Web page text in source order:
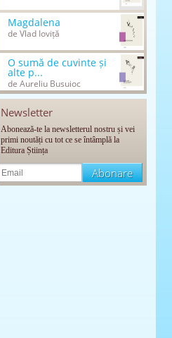
Magdalena
de Vlad Ioviță
O sumă de cuvinte și
alte p...
de Aureliu Busuioc
Newsletter
Abonează-te la newsletterul nostru și vei
primi noutăți cu tot ce se întâmplă la
Editura Știința